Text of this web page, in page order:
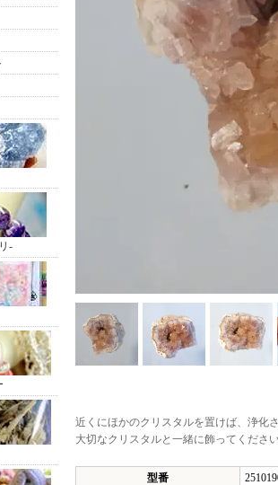
-
近くにほかのクリスタルを置けば、浄化
大切なクリスタルと一緒に飾ってください
型番